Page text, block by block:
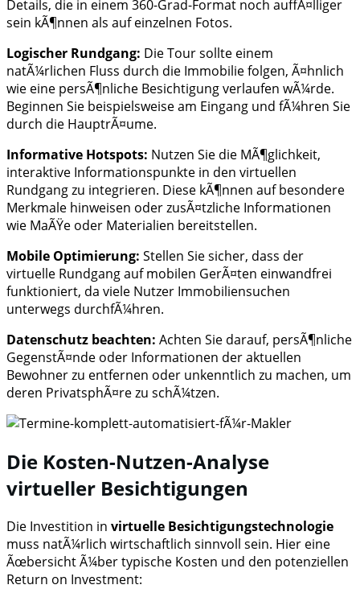
Details, die in einem 360-Grad-Format noch auffÃ¤lliger
sein kÃ¶nnen als auf einzelnen Fotos.
Logischer Rundgang: Die Tour sollte einem
natÃ¼rlichen Fluss durch die Immobilie folgen, Ã¤hnlich
wie eine persÃ¶nliche Besichtigung verlaufen wÃ¼rde.
Beginnen Sie beispielsweise am Eingang und fÃ¼hren Sie
durch die HauptrÃ¤ume.
Informative Hotspots: Nutzen Sie die MÃ¶glichkeit,
interaktive Informationspunkte in den virtuellen
Rundgang zu integrieren. Diese kÃ¶nnen auf besondere
Merkmale hinweisen oder zusÃ¤tzliche Informationen
wie MaÃŸe oder Materialien bereitstellen.
Mobile Optimierung: Stellen Sie sicher, dass der
virtuelle Rundgang auf mobilen GerÃ¤ten einwandfrei
funktioniert, da viele Nutzer Immobiliensuchen
unterwegs durchfÃ¼hren.
Datenschutz beachten: Achten Sie darauf, persÃ¶nliche
GegenstÃ¤nde oder Informationen der aktuellen
Bewohner zu entfernen oder unkenntlich zu machen, um
deren PrivatsphÃ¤re zu schÃ¼tzen.
Die Kosten-Nutzen-Analyse
virtueller Besichtigungen
Die Investition in virtuelle Besichtigungstechnologie
muss natÃ¼rlich wirtschaftlich sinnvoll sein. Hier eine
Ãœbersicht Ã¼ber typische Kosten und den potenziellen
Return on Investment: